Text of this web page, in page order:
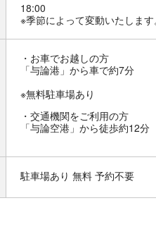
18:00
※季節によって変動いたします
お車でお越しの方
「与論港」から車で約7分
※無料駐車場あり
交通機関をご利用の方
「与論空港」から徒歩約12分
駐車場あり 無料 予約不要